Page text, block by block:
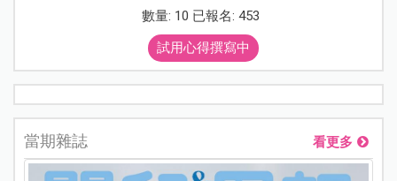
數量: 10 已報名: 453
試用心得撰寫中
當期雜誌 看更多